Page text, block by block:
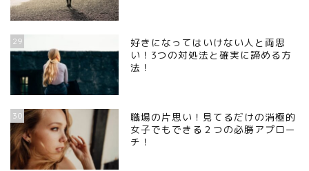
29
好きになってはいけない人と両思
い！3つの対処法と確実に諦める方
法！
30
職場の片思い！見てるだけの消極的
女子でもできる２つの必勝アプロー
チ！